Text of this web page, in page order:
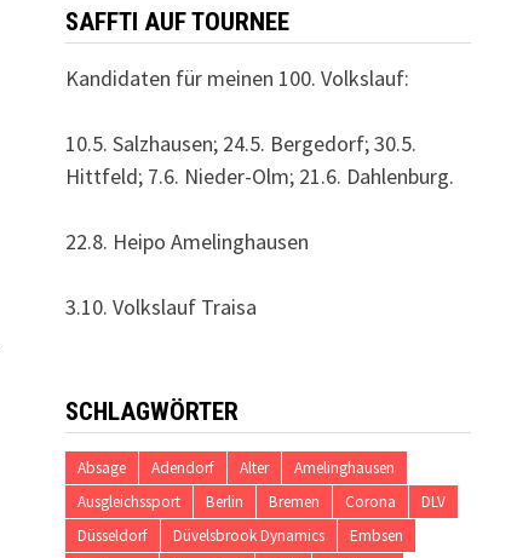
SAFFTI AUF TOURNEE
Kandidaten für meinen 100. Volkslauf:
10.5. Salzhausen; 24.5. Bergedorf; 30.5.
Hittfeld; 7.6. Nieder-Olm; 21.6. Dahlenburg.
22.8. Heipo Amelinghausen
3.10. Volkslauf Traisa
SCHLAGWÖRTER
Absage Adendorf Alter
Amelinghausen
Ausgleichssport
Berlin Bremen Corona
DLV
Düsseldorf
Düvelsbrook Dynamics
Embsen